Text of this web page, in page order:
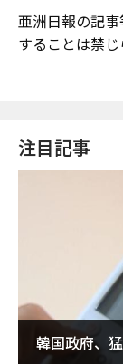
亜洲日報の記
することは禁じ
注目記事
韓国政府、